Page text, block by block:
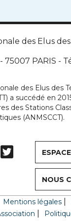
des Elus
75007 PARIS -
des Elus des
a succédé en
des Stations
(ANMSCCT).
NOUS
Mentions légales